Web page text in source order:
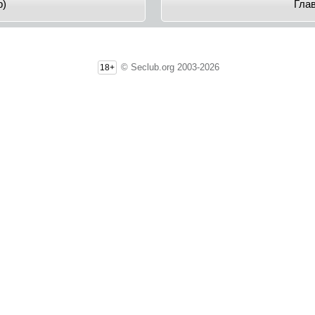
18+ © Seclub.org 2003-2026